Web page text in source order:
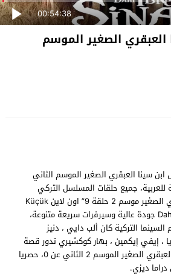
00:54:38
الصغير الموسم
سينا العبقري الصغير الموسم الثاني
للعربية، جميع حلقات المسلسل التركي
المنتظر “ابن سينا العبقري الصغير موسم 2 حلقة 9” اون لاين Küçük
Dahi: İbn-i Sina S02 EP09 جودة عالية وسيرفرات سريعة متنوعة،
التركية كان ألب دايي ، دنيز
، إيفي إيكمين ، بهار كوكشيري تدور قصة
عشق مسلسل ابن سينا العبقري الصغير الموسم 2 الثاني عن 0، حصريا
ديزي.